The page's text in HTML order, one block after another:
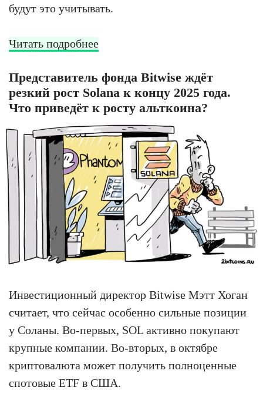
будут это учитывать.
Читать подробнее
Представитель фонда Bitwise ждёт
резкий рост Solana к концу 2025 года.
Что приведёт к росту альткоина?
Инвестиционный директор Bitwise Мэтт Хоган
считает, что сейчас особенно сильные позиции
у Соланы. Во-первых, SOL активно покупают
крупные компании. Во-вторых, в октябре
криптовалюта может получить полноценные
спотовые ETF в США.